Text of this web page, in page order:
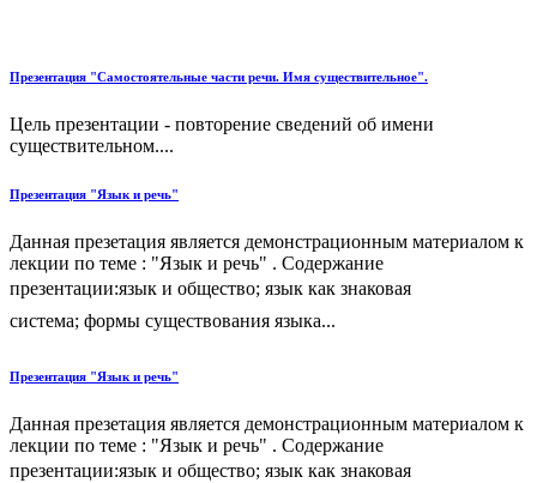
Презентация "Самостоятельные части речи. Имя существительное".
Цель презентации - повторение сведений об имени
существительном....
Презентация "Язык и речь"
Данная презетация является демонстрационным материалом к
лекции по теме : "Язык и речь" . Содержание
презентации:язык и общество; язык как знаковая
система; формы существования языка...
Презентация "Язык и речь"
Данная презетация является демонстрационным материалом к
лекции по теме : "Язык и речь" . Содержание
презентации:язык и общество; язык как знаковая